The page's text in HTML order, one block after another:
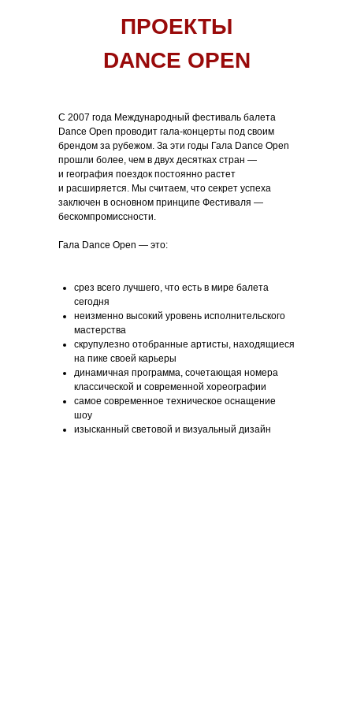
ПРОЕКТЫ
DANCE OPEN
С 2007 года Международный фестиваль балета
Dance Open проводит гала-концерты под своим
брендом за рубежом. За эти годы Гала Dance Open
прошли более, чем в двух десятках стран —
и география поездок постоянно растет
и расширяется. Мы считаем, что секрет успеха
заключен в основном принципе Фестиваля —
бескомпромиссности.
Гала Dance Open — это:
срез всего лучшего, что есть в мире балета
сегодня
неизменно высокий уровень исполнительского
мастерства
скрупулезно отобранные артисты, находящиеся
на пике своей карьеры
динамичная программа, сочетающая номера
классической и современной хореографии
самое современное техническое оснащение
шоу
изысканный световой и визуальный дизайн